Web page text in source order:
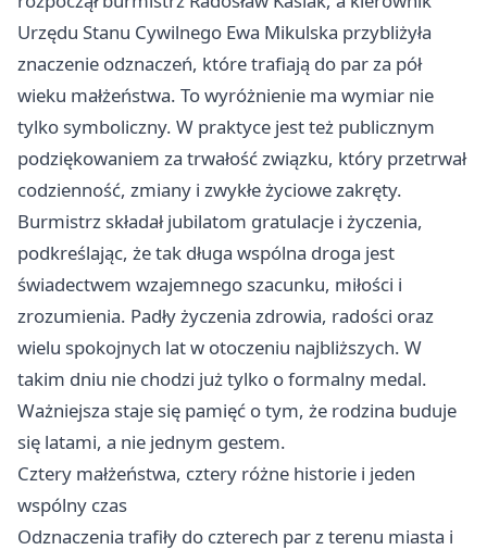
Urzędu Stanu Cywilnego Ewa Mikulska przybliżyła
znaczenie odznaczeń, które trafiają do par za pół
wieku małżeństwa. To wyróżnienie ma wymiar nie
tylko symboliczny. W praktyce jest też publicznym
podziękowaniem za trwałość związku, który przetrwał
codzienność, zmiany i zwykłe życiowe zakręty.
Burmistrz składał jubilatom gratulacje i życzenia,
podkreślając, że tak długa wspólna droga jest
świadectwem wzajemnego szacunku, miłości i
zrozumienia. Padły życzenia zdrowia, radości oraz
wielu spokojnych lat w otoczeniu najbliższych. W
takim dniu nie chodzi już tylko o formalny medal.
Ważniejsza staje się pamięć o tym, że rodzina buduje
się latami, a nie jednym gestem.
Cztery małżeństwa, cztery różne historie i jeden
wspólny czas
Odznaczenia trafiły do czterech par z terenu miasta i